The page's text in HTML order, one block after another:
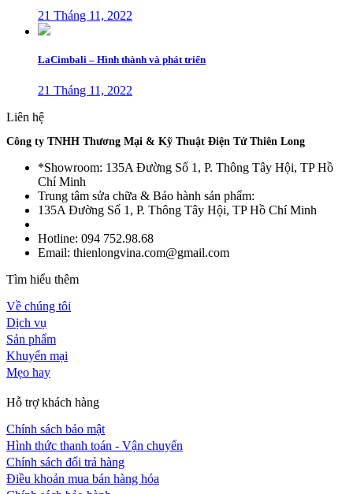
21 Tháng 11, 2022
LaCimbali – Hình thành và phát triển
21 Tháng 11, 2022
Liên hệ
Công ty TNHH Thương Mại & Kỹ Thuật Điện Tử Thiên Long
*Showroom: 135A Đường Số 1, P. Thông Tây Hội, TP Hồ
Chí Minh
Trung tâm sửa chữa & Bảo hành sản phẩm:
135A Đường Số 1, P. Thông Tây Hội, TP Hồ Chí Minh
Hotline: 094 752.98.68
Email: thienlongvina.com@gmail.com
Tìm hiểu thêm
Về chúng tôi
Dịch vụ
Sản phẩm
Khuyến mại
Mẹo hay
Hỗ trợ khách hàng
Chính sách bảo mật
Hình thức thanh toán - Vận chuyển
Chính sách đổi trả hàng
Điều khoản mua bán hàng hóa